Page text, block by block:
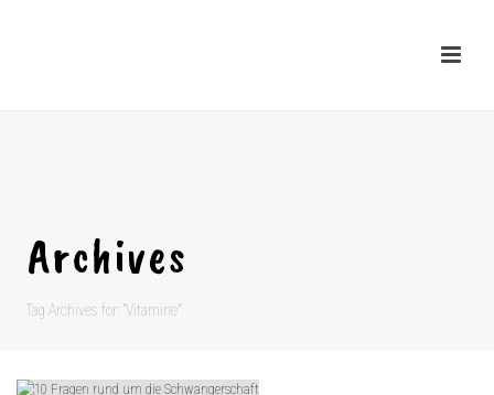
Archives
Tag Archives for: "Vitamine"